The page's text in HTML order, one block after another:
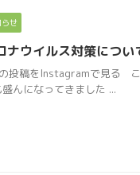
らせ
ナウイルス対策につい
投稿をInstagramで見る
盛んになってきました ...